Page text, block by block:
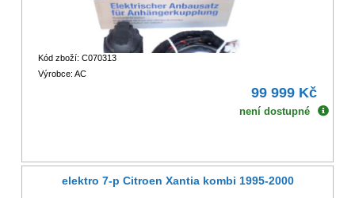
Kód zboží: C070313
Výrobce: AC
99 999 Kč
není dostupné
elektro 7-p Citroen Xantia kombi 1995-2000